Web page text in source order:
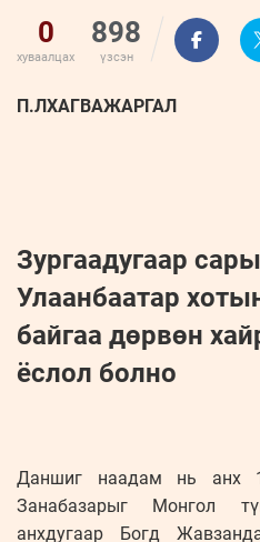
0
хуваалцах
898
үзсэн
П.ЛХАГВАЖАРГАЛ
Зургаадугаар
Улаанбаатар
байгаа дөрвөн
ёслол болно
Даншиг наадам нь анх
Занабазарыг Монгол
анхдугаар Богд